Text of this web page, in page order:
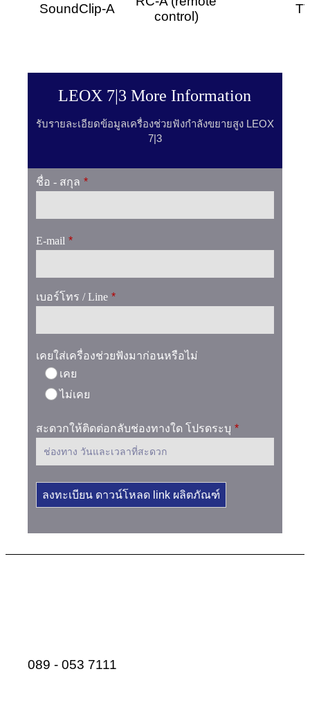
SoundClip-A
control)
LEOX 7|3 More Information
รับรายละเอียดข้อมูลเครื่องช่วยฟังกำลังขยายสูง LEOX
7|3
ชื่อ - สกุล *
E-mail *
เบอร์โทร / Line *
เคยใส่เครื่องช่วยฟังมาก่อนหรือไม่
เคย
ไม่เคย
สะดวกให้ติดต่อกลับช่องทางใด โปรดระบุ *
ลงทะเบียน ดาวน์โหลด link ผลิตภัณฑ์
089 - 053 7111